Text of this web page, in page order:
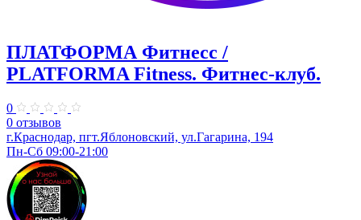
ПЛАТФОРМА Фитнесс /
PLATFORMA Fitness. Фитнес-клуб.
0
0 отзывов
г.Краснодар, пгт.Яблоновский, ул.Гагарина, 194
Пн-Сб 09:00-21:00